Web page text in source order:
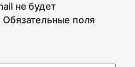
не будет
Обязательные поля